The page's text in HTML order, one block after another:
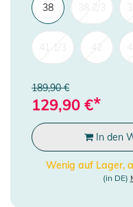
38
189,90 €
129,90 €*
In den
Wenig auf Lager,
(in DE)